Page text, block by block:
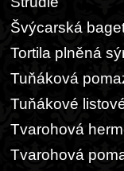
Švýcarská
Tortila plněná
Tuňáková
Tuňákové
Tvarohová
Tvarohová